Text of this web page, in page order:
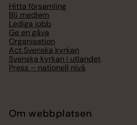
Hitta församling
Bli medlem
Lediga jobb
Ge en gåva
Organisation
Act Svenska kyrkan
Svenska kyrkan i utlandet
Press – nationell nivå
Om webbplatsen